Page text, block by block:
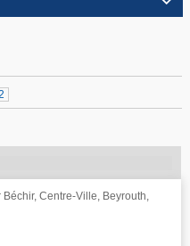
Centre-Ville, Beyrouth,